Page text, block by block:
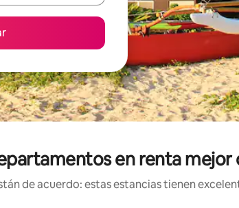
en renta mejor
de acuerdo: estas estancias tienen